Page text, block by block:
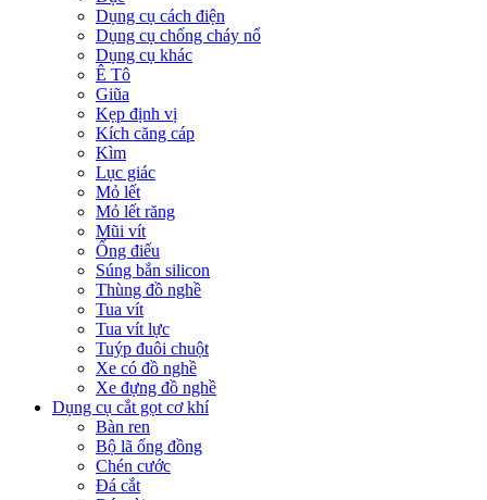
Dụng cụ cách điện
Dụng cụ chống cháy nổ
Dụng cụ khác
Ê Tô
Giũa
Kẹp định vị
Kích căng cáp
Kìm
Lục giác
Mỏ lết
Mỏ lết răng
Mũi vít
Ống điếu
Súng bắn silicon
Thùng đồ nghề
Tua vít
Tua vít lực
Tuýp đuôi chuột
Xe có đồ nghề
Xe đựng đồ nghề
Dụng cụ cắt gọt cơ khí
Bàn ren
Bộ lã ống đồng
Chén cước
Đá cắt